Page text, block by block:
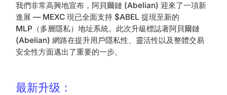
我們非常高興地宣布，阿貝爾鏈 (Abelian) 迎來了一項新
進展 — MEXC 現已全面支持 $ABEL 提現至新的
MLP（多層隱私）地址系統。此次升級標誌著阿貝爾鏈
(Abelian) 網路在提升用戶隱私性、靈活性以及整體交易
安全性方面邁出了重要的一步。
最新升级：